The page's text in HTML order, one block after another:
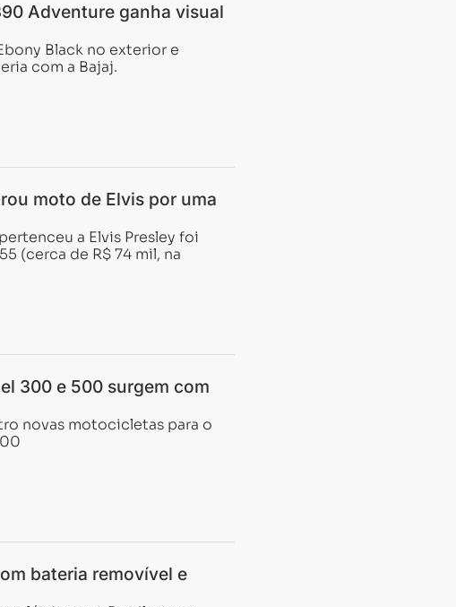
Adventure ganha visual
Black no exterior e
com a Bajaj.
moto de Elvis por uma
a Elvis Presley foi
(cerca de R$ 74 mil, na
300 e 500 surgem com
novas motocicletas para o
bateria removível e